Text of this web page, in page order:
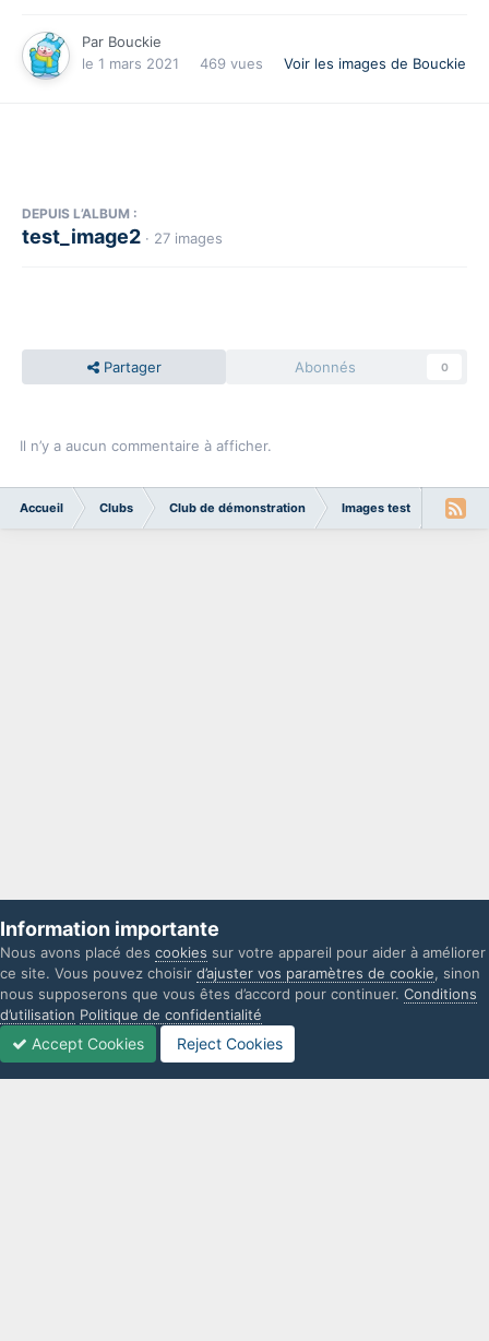
Par Bouckie
le 1 mars 2021
469 vues Voir les images de Bouckie
DEPUIS L’ALBUM :
test_image2 · 27 images
Partager Abonnés 0
Il n’y a aucun commentaire à afficher.
Accueil Clubs Club de démonstration Images test
Information importante
Nous avons placé des cookies sur votre appareil pour aider à améliorer
ce site. Vous pouvez choisir d’ajuster vos paramètres de cookie, sinon
nous supposerons que vous êtes d’accord pour continuer. Conditions
d’utilisation Politique de confidentialité
Accept Cookies Reject Cookies
Non lues